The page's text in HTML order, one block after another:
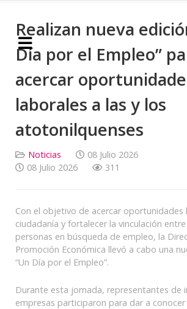
Realizan nueva
Día por el Empleo”
acercar
laborales a las y los
atotonilquenses
Noticias
08 Julio 2026
08 Julio 2026
311
Con el objetivo de acercar oportunidades
ciudadanía y fortalecer la vinculación
personas en búsqueda de empleo, la
Promoción Económica llevó a cabo una
“Un Día por el Empleo”.
Durante esta jornada, representantes de
empresas participaron para dar a